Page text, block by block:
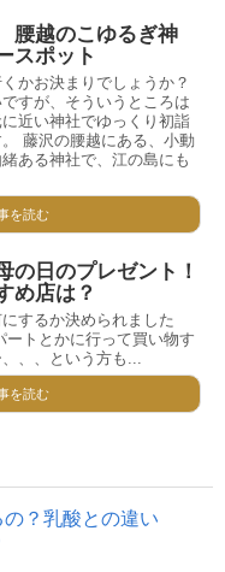
越のこゆるぎ神
スポット
かお決まりでしょうか？
すが、そういうところは
近い神社でゆっくり初詣
藤沢の腰越にある、小動
ある神社で、江の島にも
を読む
の日のプレゼント！
め店は？
するか決められました
トとかに行って買い物す
、、という方も...
を読む
？乳酸との違い